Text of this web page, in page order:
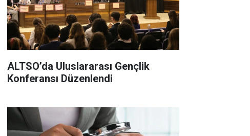
ALTSO’da Uluslararası Gençlik
Konferansı Düzenlendi